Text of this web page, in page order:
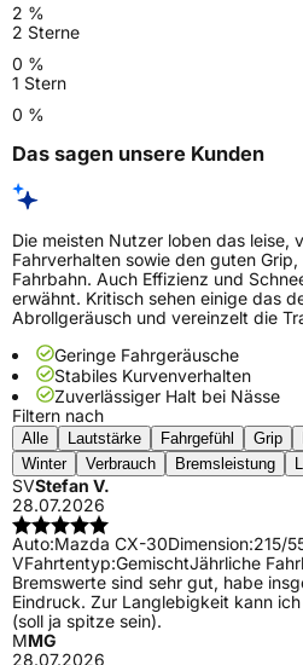
2 %
2 Sterne
0 %
1 Stern
0 %
Das sagen unsere Kunden
Die meisten Nutzer loben das leise,
Fahrverhalten sowie den guten
Fahrbahn. Auch Effizienz und
erwähnt. Kritisch sehen einige das
Abrollgeräusch und vereinzelt die
Geringe Fahrgeräusche
Stabiles Kurvenverhalten
Zuverlässiger Halt bei Nässe
Filtern nach
Alle Lautstärke Fahrgefühl Grip
Winter
Verbrauch Bremsleistung
SVStefan V.
28.07.2026
Auto:Mazda CX-30Dimension:215/
VFahrtentyp:GemischtJährliche
Bremswerte sind sehr gut, habe
Eindruck. Zur Langlebigkeit kann
(soll ja spitze sein).
MMG
28.07.2026